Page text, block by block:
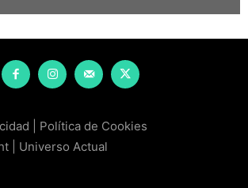
Política de Cookies
| Universo Actual